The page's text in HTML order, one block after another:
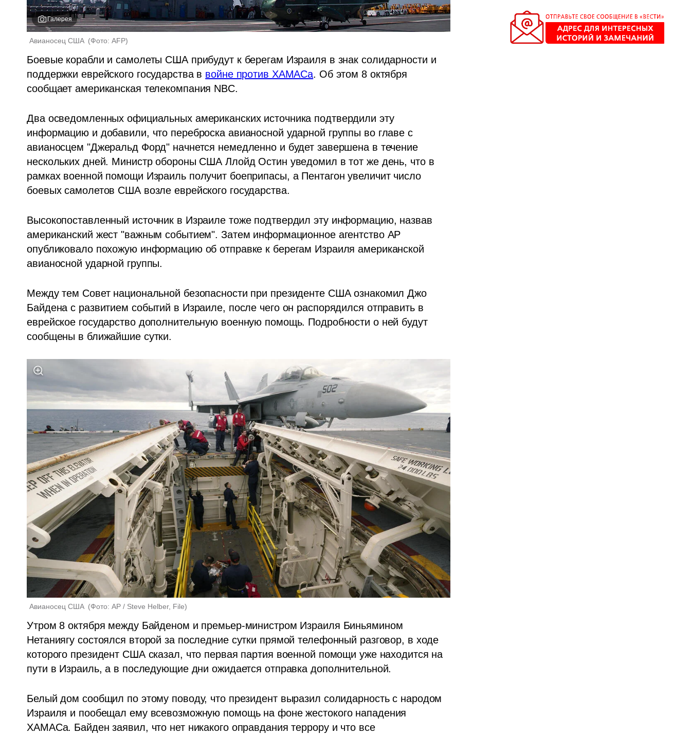
Галерея
Авианосец США (Фото: AFP)
Боевые корабли и самолеты США прибудут к берегам Израиля в знак солидарности и
поддержки еврейского государства в войне против ХАМАСа. Об этом 8 октября
сообщает американская телекомпания NBC.
Два осведомленных официальных американских источника подтвердили эту
информацию и добавили, что переброска авианосной ударной группы во главе с
авианосцем "Джеральд Форд" начнется немедленно и будет завершена в течение
нескольких дней. Министр обороны США Ллойд Остин уведомил в тот же день, что в
рамках военной помощи Израиль получит боеприпасы, а Пентагон увеличит число
боевых самолетов США возле еврейского государства.
Высокопоставленный источник в Израиле тоже подтвердил эту информацию, назвав
американский жест "важным событием". Затем информационное агентство AP
опубликовало похожую информацию об отправке к берегам Израиля американской
авианосной ударной группы.
Между тем Совет национальной безопасности при президенте США ознакомил Джо
Байдена с развитием событий в Израиле, после чего он распорядился отправить в
еврейское государство дополнительную военную помощь. Подробности о ней будут
сообщены в ближайшие сутки.
Авианосец США (Фото: AP / Steve Helber, File)
Утром 8 октября между Байденом и премьер-министром Израиля Биньямином
Нетаниягу состоялся второй за последние сутки прямой телефонный разговор, в ходе
которого президент США сказал, что первая партия военной помощи уже находится на
пути в Израиль, а в последующие дни ожидается отправка дополнительной.
Белый дом сообщил по этому поводу, что президент выразил солидарность с народом
Израиля и пообещал ему всевозможную помощь на фоне жестокого нападения
ХАМАСа. Байден заявил, что нет никакого оправдания террору и что все